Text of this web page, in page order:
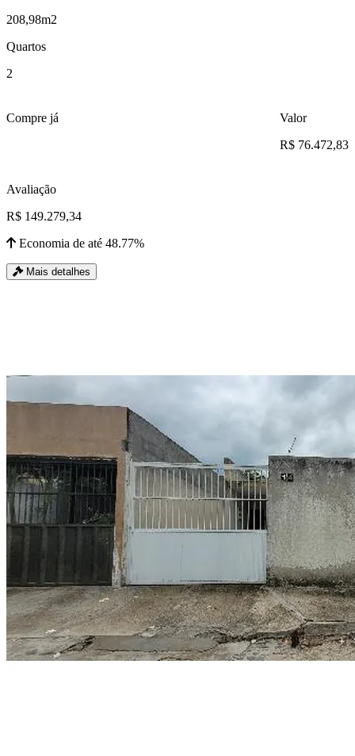
208,98m2
Quartos
2
Compre já
Valor
R$ 76.472,83
Avaliação
R$ 149.279,34
Economia de até 48.77%
Mais detalhes